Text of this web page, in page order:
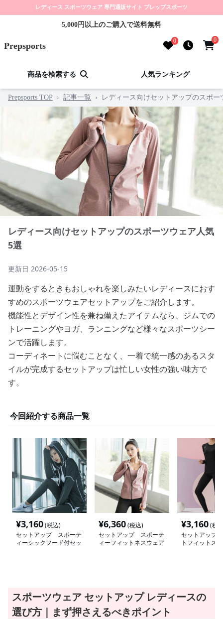
レディース スポーツウェア 専門通販サイト プレップスポーツ
5,000円以上のご購入で送料無料
Prepsports 0 0
商品を検索する 人気ランキング
Prepsports TOP › 記事一覧 › レディース向けセットアップのスポー
レディース向けセットアップのスポーツウェア人気
5選
更新日 2026-05-15
運動をするときもおしゃれを楽しみたいレディースにおす
すめのスポーツウェアセットアップをご紹介します。
機能性とデザイン性を兼ね備えたアイテムなら、ジムでの
トレーニングやヨガ、ランニングなど様々なスポーツシー
ンで活躍します。
コーディネートに悩むことなく、一着で統一感のあるスタ
イルが完成するセットアップは忙しい女性の強い味方で
す。
今回紹介する商品一覧
¥3,160(税込)
セットアップ スポーテ
ィーシックフード付セッ
¥6,360(税込)
セットアップ スポーテ
ィーフィットネスウェア
¥3,160(税
セットアップ
トフィットス
スポーツウェア セットアップ レディースの
選び方｜まず押さえるべきポイント